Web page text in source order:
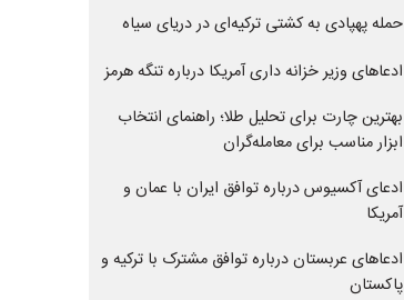
حمله پهپادی به کشتی ترکیه‌ای در دریای سیاه
ادعاهای وزیر خزانه داری آمریکا درباره تنگه هرمز
بهترین چارت برای تحلیل طلا؛ راهنمای انتخاب
ابزار مناسب برای معامله‌گران
ادعای آکسیوس درباره توافق ایران با عمان و
آمریکا
ادعاهای عربستان درباره توافق مشترک با ترکیه و
پاکستان